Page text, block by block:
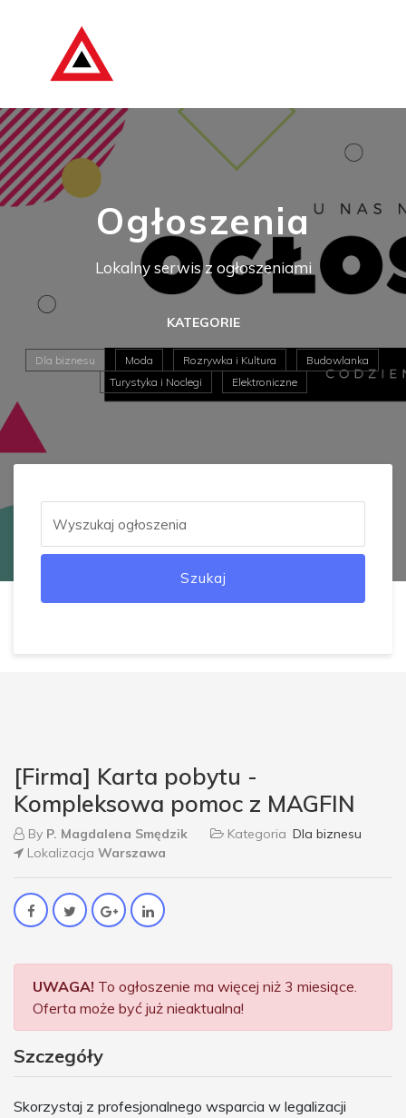
Ogłoszenia
Lokalny serwis z ogłoszeniami
KATEGORIE
Dla biznesu Moda Rozrywka i Kultura
Budowlanka
Turystyka i Noclegi
Elektroniczne
Szukaj
[Firma] Karta pobytu -
Kompleksowa pomoc z MAGFIN
By P. Magdalena Smędzik Kategoria Dla biznesu
Lokalizacja Warszawa
UWAGA! To ogłoszenie ma więcej niż 3 miesiące.
Oferta może być już nieaktualna!
Szczegóły
Skorzystaj z profesjonalnego wsparcia w legalizacji